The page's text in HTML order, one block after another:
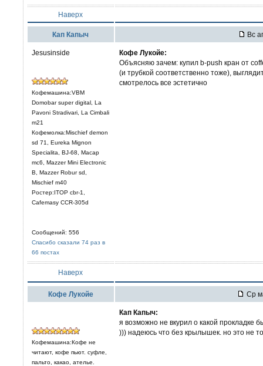
Наверх
Кап Капыч Вс
Jesusinside
Кофемашина:VBM
Domobar super digital, La
Pavoni Stradivari, La Cimbali
m21
Кофемолка:Mischief demon
sd 71, Eureka Mignon
Specialita, BJ-68, Macap
mc6, Mazzer Mini Electronic
В, Mazzer Robur sd,
Mischief m40
Ростер:ITOP cbr-1,
Cafemasy CCR-305d
Сообщений: 556
Спасибо сказали 74 раз в
66 постах
Кофе Лукойе:
Объясняю зачем: купил b-push кран от
(и трубкой соответственно тоже),
смотрелось все эстетично
Наверх
Кофе Лукойе Ср
Кофемашина:Кофе не
читают, кофе пьют. суфле,
пальто, какао, ателье.
Кап Капыч:
я возможно не вкурил о какой прокладке
))) надеюсь что без крылышек. но это не